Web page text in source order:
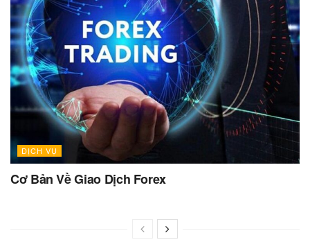
DỊCH VỤ
Cơ Bản Về Giao Dịch Forex